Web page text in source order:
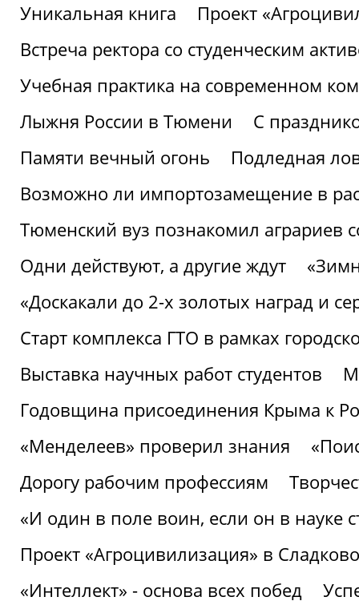
Уникальная книга
Проект
Встреча ректора со студенческим
Учебная практика на современном
Лыжня России в Тюмени
С
Памяти вечный огонь
Подледная
Возможно ли импортозамещение в
Тюменский вуз познакомил аграриев
Одни действуют, а другие ждут
«Доскакали до 2-х золотых наград и
Старт комплекса ГТО в рамках
Выставка научных работ студентов
Годовщина присоединения Крыма к
«Менделеев» проверил знания
Дорогу рабочим профессиям
«И один в поле воин, если он в науке
Проект «Агроцивилизация» в Сладково
«Интеллект» - основа всех побед